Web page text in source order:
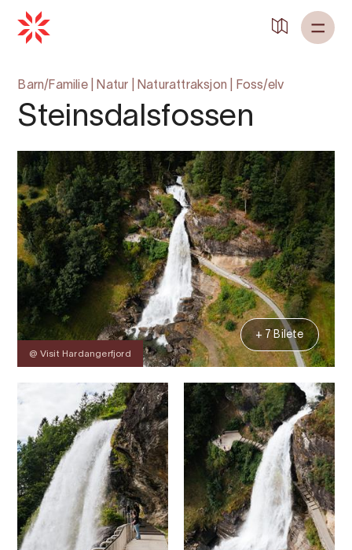
Barn/Familie| Natur Naturattraksjon Foss/elv
Steinsdalsfossen
@ Visit Hardangerfjord
+ 7 Bilete